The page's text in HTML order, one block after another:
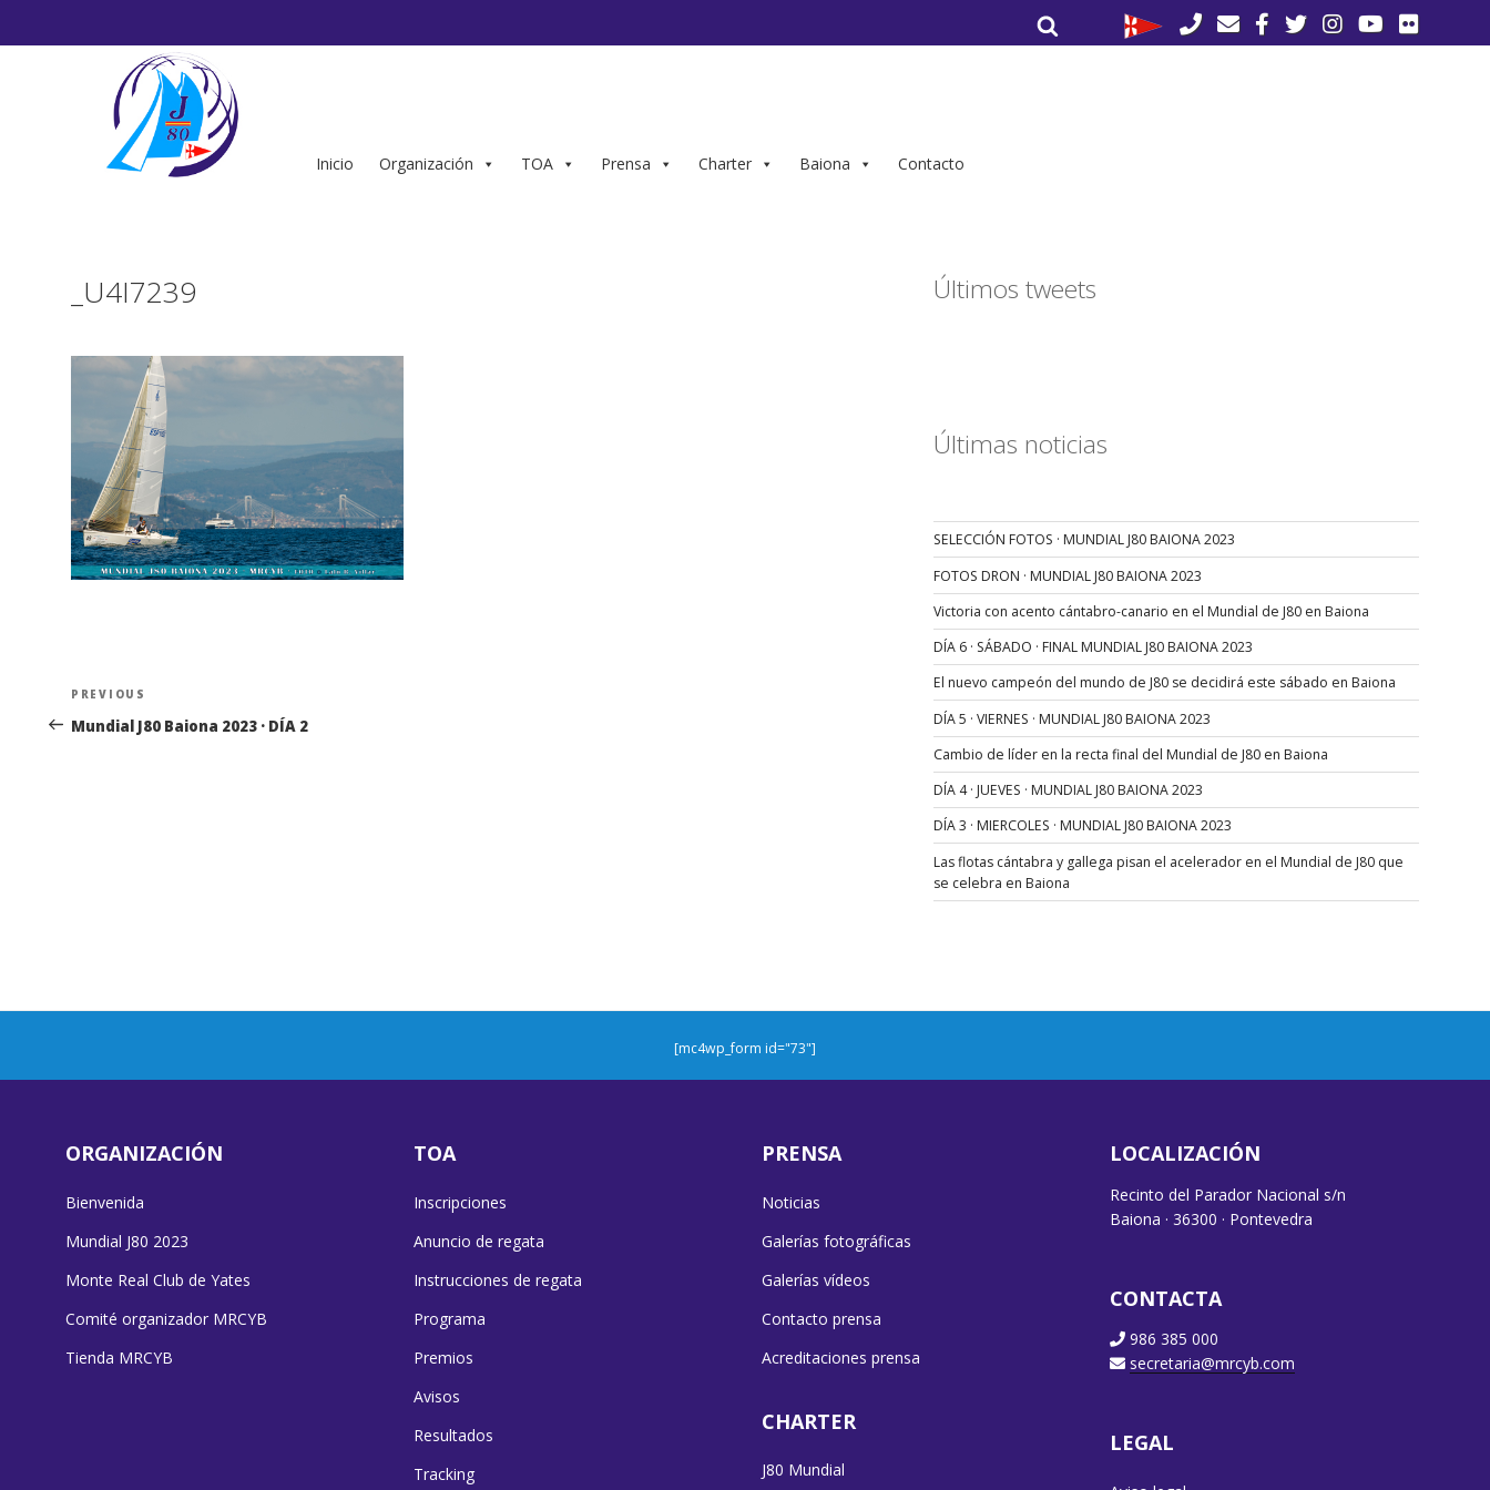
por:
Inicio Organización TOA Prensa Charter Baiona Contacto
_U4I7239
Navegación
de
Previous
Post
PREVIOUS
Mundial J80 Baiona 2023 · DÍA 2
Últimos tweets
Últimas noticias
SELECCIÓN FOTOS · MUNDIAL J80 BAIONA 2023
FOTOS DRON · MUNDIAL J80 BAIONA 2023
Victoria con acento cántabro-canario en el Mundial de J80 en Baiona
DÍA 6 · SÁBADO · FINAL MUNDIAL J80 BAIONA 2023
El nuevo campeón del mundo de J80 se decidirá este sábado en Baiona
DÍA 5 · VIERNES · MUNDIAL J80 BAIONA 2023
Cambio de líder en la recta final del Mundial de J80 en Baiona
DÍA 4 · JUEVES · MUNDIAL J80 BAIONA 2023
DÍA 3 · MIERCOLES · MUNDIAL J80 BAIONA 2023
Las flotas cántabra y gallega pisan el acelerador en el Mundial de J80 que
se celebra en Baiona
[mc4wp_form id="73"]
ORGANIZACIÓN
Bienvenida
Mundial J80 2023
Monte Real Club de Yates
Comité organizador MRCYB
Tienda MRCYB
TOA
Inscripciones
Anuncio de regata
Instrucciones de regata
Programa
Premios
Avisos
Resultados
Tracking
PRENSA
Noticias
Galerías fotográficas
Galerías vídeos
Contacto prensa
Acreditaciones prensa
CHARTER
J80 Mundial
LOCALIZACIÓN
Recinto del Parador Nacional s/n
Baiona · 36300 · Pontevedra
CONTACTA
986 385 000
secretaria@mrcyb.com
LEGAL